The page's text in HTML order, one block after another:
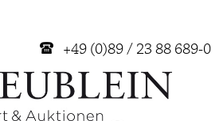
+49 (0)89 / 23 88 689-0